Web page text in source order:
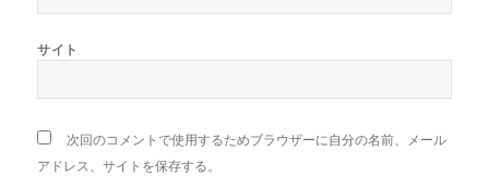
サイト
次回のコメントで使用するためブラウザーに自分の名前、メール
アドレス、サイトを保存する。